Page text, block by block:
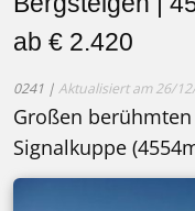
ab € 2.420
0241 | Aktualisiert am 26/
Großen
Signalkuppe